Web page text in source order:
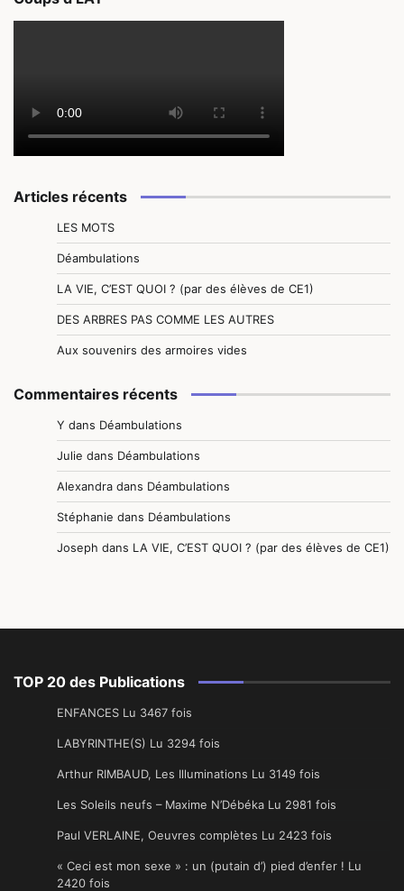
Articles récents
LES MOTS
Déambulations
LA VIE, C’EST QUOI ? (par des élèves de CE1)
DES ARBRES PAS COMME LES AUTRES
Aux souvenirs des armoires vides
Commentaires récents
Y dans Déambulations
Julie dans Déambulations
Alexandra dans Déambulations
Stéphanie dans Déambulations
Joseph dans LA VIE, C’EST QUOI ? (par des élèves de CE1)
TOP 20 des Publications
ENFANCES Lu 3467 fois
LABYRINTHE(S) Lu 3294 fois
Arthur RIMBAUD, Les Illuminations Lu 3149 fois
Les Soleils neufs – Maxime N’Débéka Lu 2981 fois
Paul VERLAINE, Oeuvres complètes Lu 2423 fois
« Ceci est mon sexe » : un (putain d’) pied d’enfer ! Lu
2420 fois